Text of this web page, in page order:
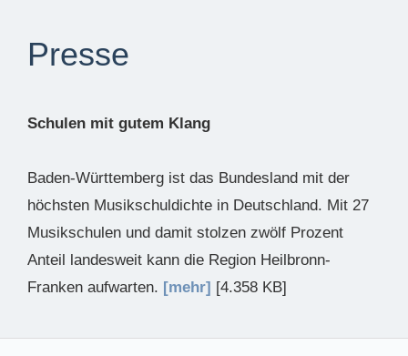
Presse
Schulen mit gutem Klang
Baden-Württemberg ist das Bundesland mit der
höchsten Musikschuldichte in Deutschland. Mit 27
Musikschulen und damit stolzen zwölf Prozent
Anteil landesweit kann die Region Heilbronn-
Franken aufwarten. [mehr] [4.358 KB]